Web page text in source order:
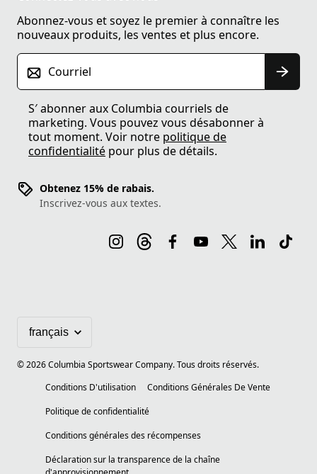
Abonnez-vous et soyez le premier à connaître les
nouveaux produits, les ventes et plus encore.
Courriel
S′ abonner aux Columbia courriels de
marketing. Vous pouvez vous désabonner à
tout moment. Voir notre politique de
confidentialité pour plus de détails.
Obtenez 15% de rabais.
Inscrivez-vous aux textes.
©2026Columbia Sportswear Company. Tous droits réservés.
Conditions D'utilisation
Conditions Générales De Vente
Politique de confidentialité
Conditions générales des récompenses
Déclaration sur la transparence de la chaîne